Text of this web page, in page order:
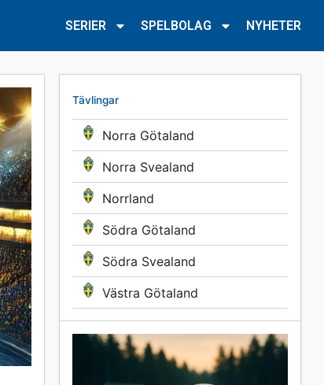
SERIER SPELBOLAG NYHETER
Tävlingar
Norra Götaland
Norra Svealand
Norrland
Södra Götaland
Södra Svealand
Västra Götaland